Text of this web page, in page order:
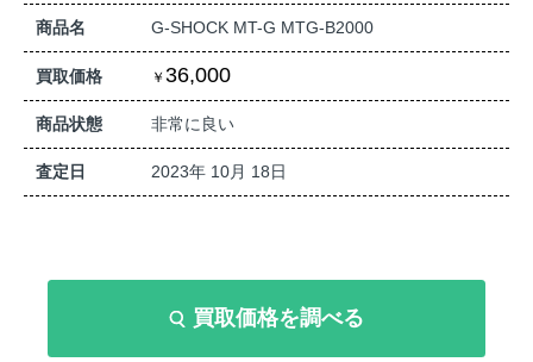
商品名 G-SHOCK MT-G MTG-B2000
買取価格 36,000
商品状態 非常に良い
査定日 2023年 10月 18日
買取価格を調べる